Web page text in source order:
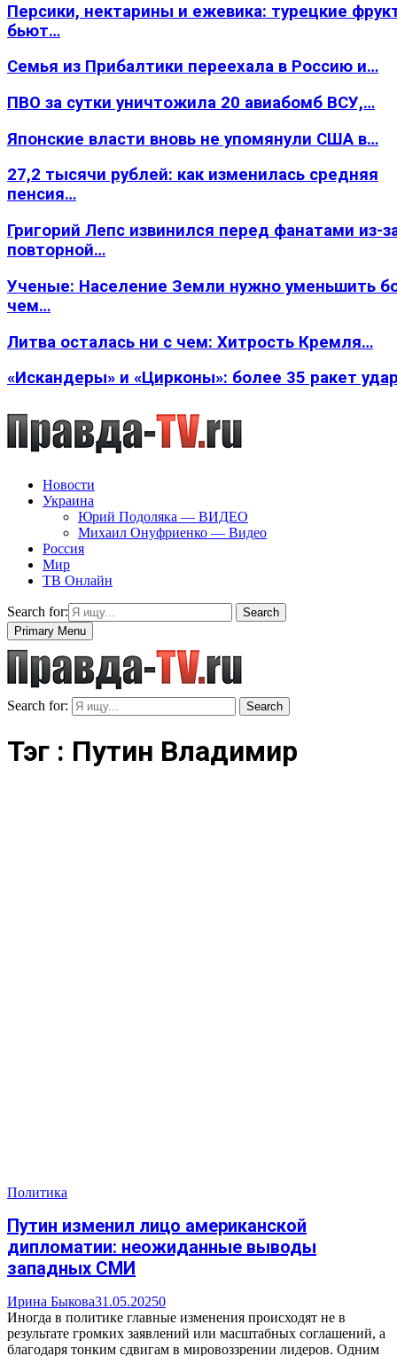
Персики, нектарины и ежевика: турецкие
бьют…
Семья из Прибалтики переехала в Россию и…
ПВО за сутки уничтожила 20 авиабомб ВСУ,…
Японские власти вновь не упомянули США в…
27,2 тысячи рублей: как изменилась средняя
пенсия…
Григорий Лепс извинился перед фанатами из-
повторной…
Ученые: Население Земли нужно уменьшить
чем…
Литва осталась ни с чем: Хитрость Кремля…
«Искандеры» и «Цирконы»: более 35 ракет
Новости
Украина
Юрий Подоляка — ВИДЕО
Михаил Онуфриенко — Видео
Россия
Мир
ТВ Онлайн
Search for:
Search
Primary Menu
Search for: Search
Тэг : Путин Владимир
Политика
Путин изменил лицо американской
дипломатии: неожиданные выводы
западных СМИ
Ирина Быкова31.05.20250
Иногда в политике главные изменения происходят не в
результате громких заявлений или масштабных соглашений, а
благодаря тонким сдвигам в мировоззрении лидеров. Одним